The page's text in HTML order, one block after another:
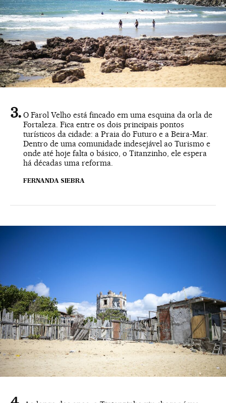
O Farol Velho está fincado em uma esquina da orla de
Fortaleza. Fica entre os dois principais pontos
turísticos da cidade: a Praia do Futuro e a Beira-Mar.
Dentro de uma comunidade indesejável ao Turismo e
onde até hoje falta o básico, o Titanzinho, ele espera
há décadas uma reforma.
FERNANDA SIEBRA